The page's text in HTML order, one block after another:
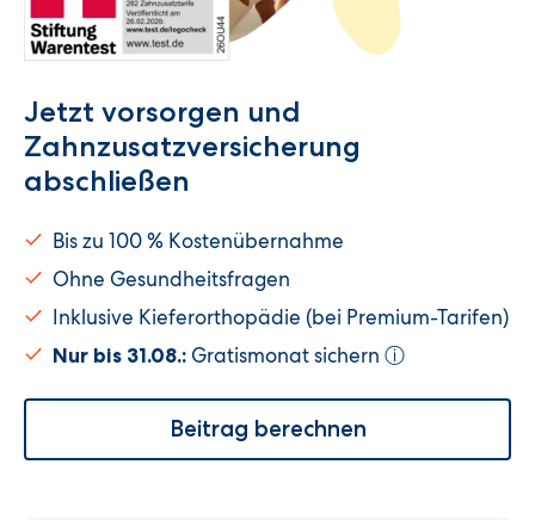
Jetzt vorsorgen und
Zahnzusatzversicherung
abschließen
Bis zu 100 % Kostenübernahme
Ohne Gesundheitsfragen
Inklusive Kieferorthopädie (bei Premium-Tarifen)
Nur bis 31.08.: Gratismonat sichern ⓘ
Beitrag berechnen